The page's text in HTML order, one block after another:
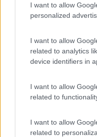
I want to allow
personalized
I want to allow
related to analytics
device identifiers in
I want to allow
related to
I want to allow
related to
In Hammermuehle